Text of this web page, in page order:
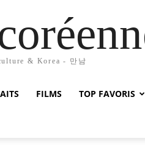
& Korea - 만남
FILMS TOP FAVORIS